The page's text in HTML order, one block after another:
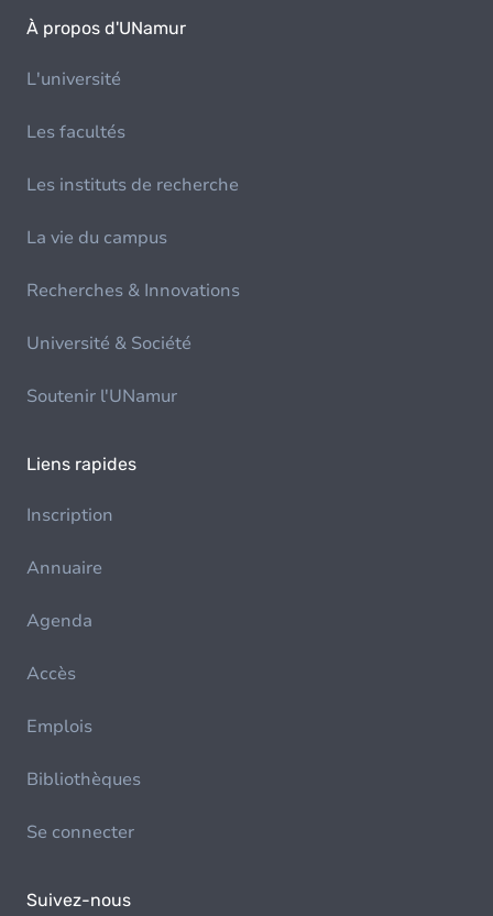
À propos d'UNamur
L'université
Les facultés
Les instituts de recherche
La vie du campus
Recherches & Innovations
Université & Société
Soutenir l'UNamur
Liens rapides
Inscription
Annuaire
Agenda
Accès
Emplois
Bibliothèques
Se connecter
Suivez-nous